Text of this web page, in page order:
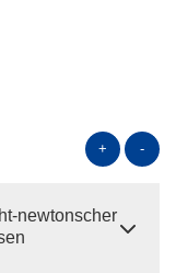
+ -
newtonscher